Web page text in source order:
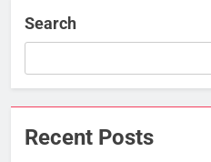
Search
Recent Posts